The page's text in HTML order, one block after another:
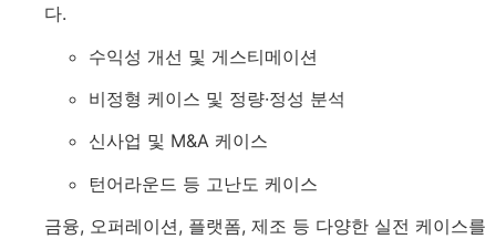
다.
수익성 개선 및 게스티메이션
비정형 케이스 및 정량·정성 분석
신사업 및 M&A 케이스
턴어라운드 등 고난도 케이스
금융, 오퍼레이션, 플랫폼, 제조 등 다양한 실전 케이스를